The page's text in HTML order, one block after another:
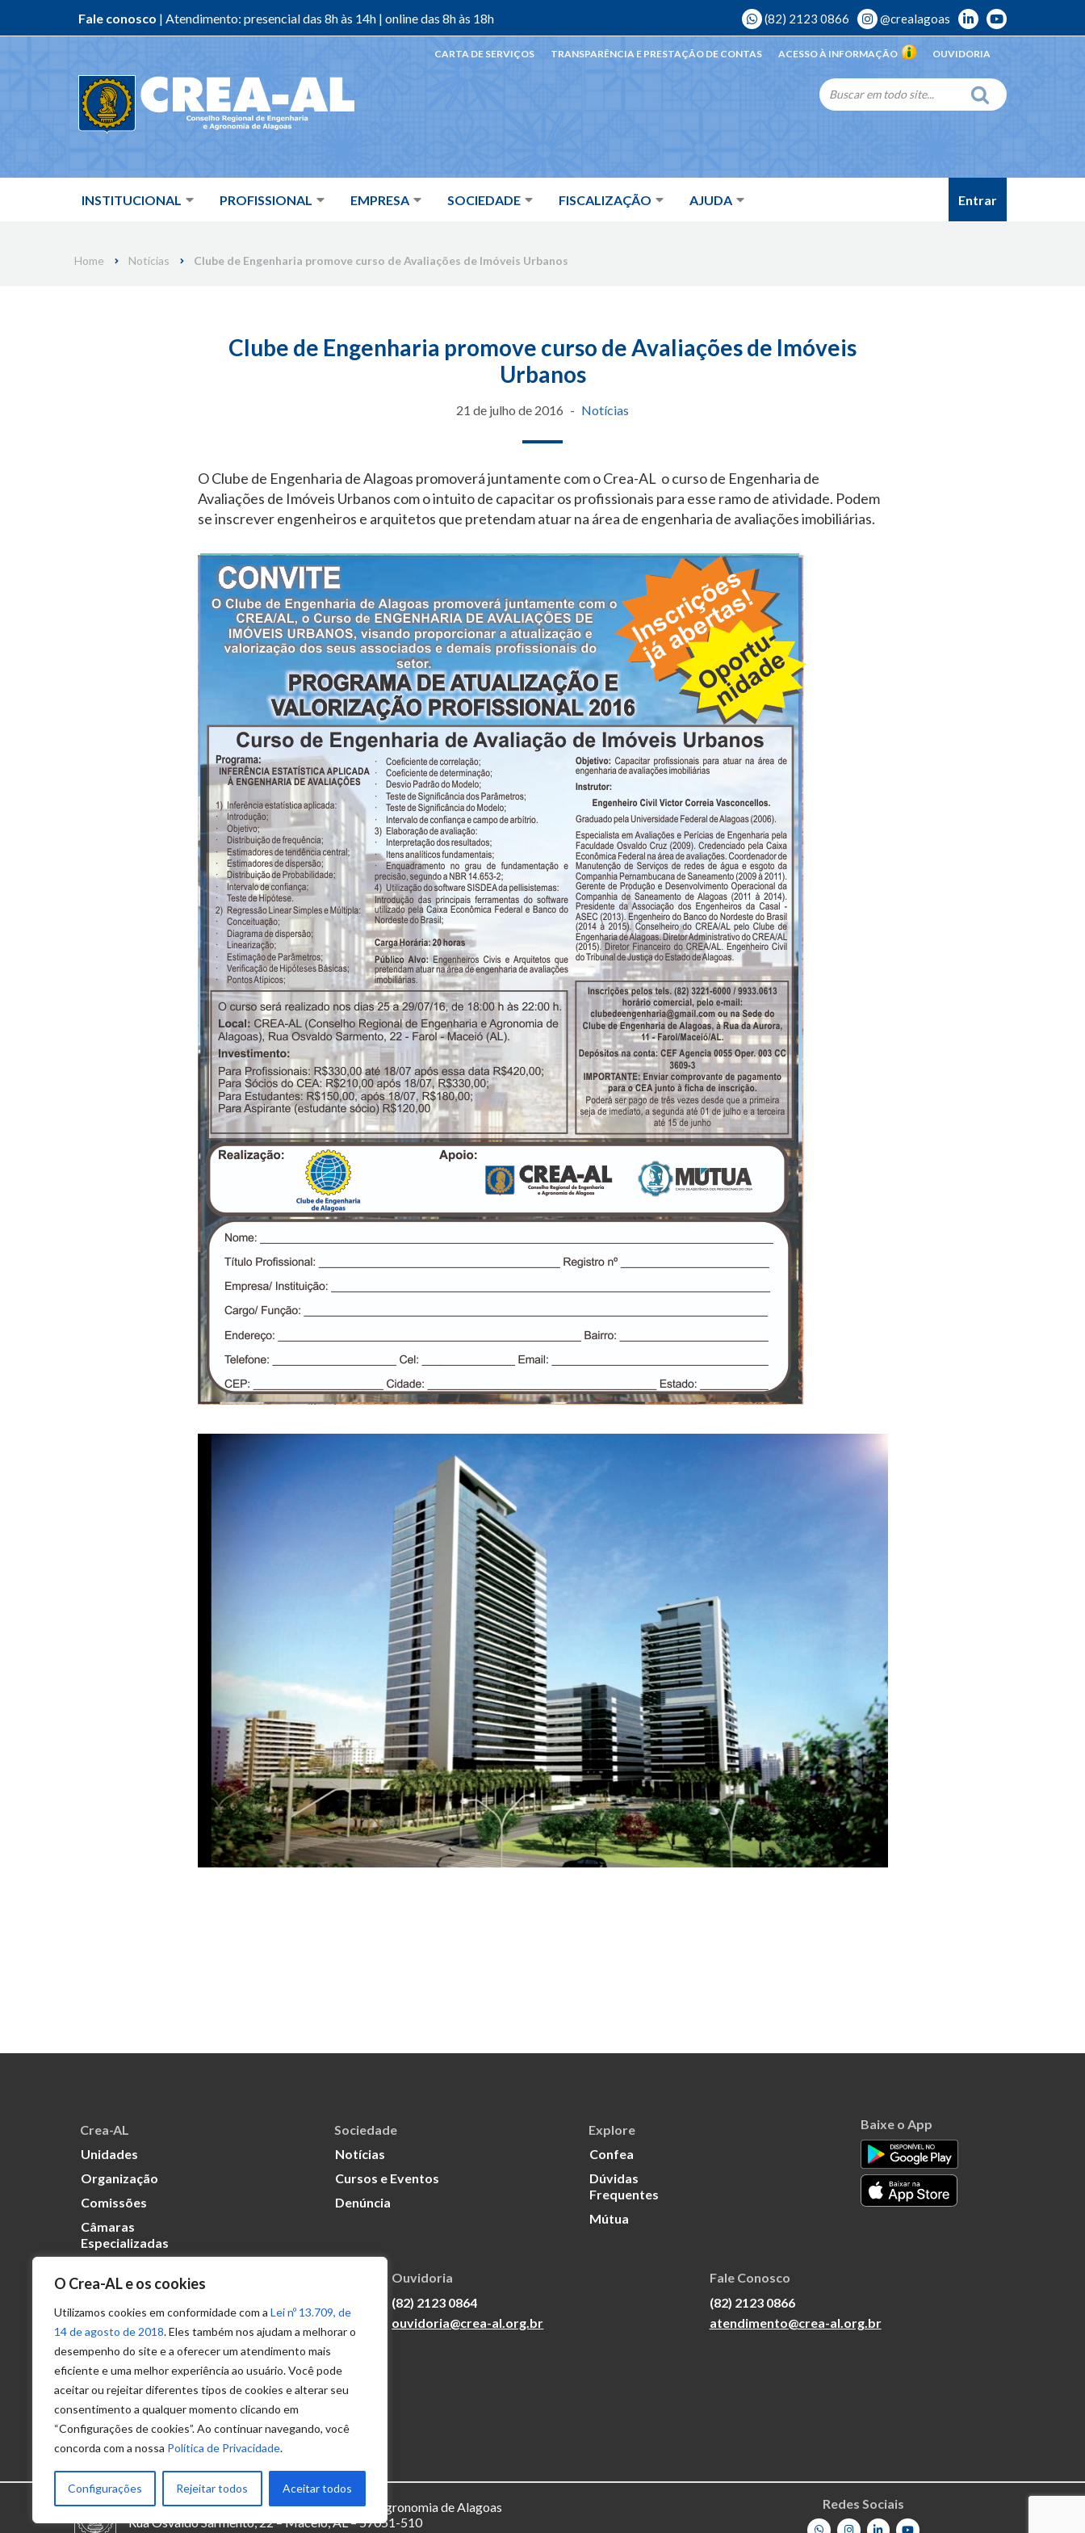
O Crea-AL e os cookies
Utilizamos cookies em conformidade com a Lei nº 13.709, de
14 de agosto de 2018. Eles também nos ajudam a melhorar o
desempenho do site e a oferecer um atendimento mais
eficiente e uma melhor experiência ao usuário. Você pode
aceitar ou rejeitar diferentes tipos de cookies e alterar seu
consentimento a qualquer momento clicando em
“Configurações de cookies”. Ao continuar navegando, você
concorda com a nossa Política de Privacidade.
Configurações Rejeitar todos Aceitar todos
Fale conosco | Atendimento: presencial das 8h às 14h | online das 8h às 18h (82) 2123 0866 @crealagoas
INSTITUCIONAL PROFISSIONAL EMPRESA SOCIEDADE FISCALIZAÇÃO AJUDA
OUVIDORIA
ACESSO À INFORMAÇÃO
TRANSPARÊNCIA E PRESTAÇÃO DE CONTAS
CARTA DE SERVIÇOS
Entrar
Home Notícias Clube de Engenharia promove curso de Avaliações de Imóveis Urbanos
Clube de Engenharia promove curso de Avaliações de Imóveis
Urbanos
21 de julho de 2016 Notícias
O Clube de Engenharia de Alagoas promoverá juntamente com o Crea-AL o curso de Engenharia de
Avaliações de Imóveis Urbanos com o intuito de capacitar os profissionais para esse ramo de atividade. Podem
se inscrever engenheiros e arquitetos que pretendam atuar na área de engenharia de avaliações imobiliárias.
Crea-AL
Unidades
Organização
Comissões
Câmaras
Especializadas
Sociedade
Notícias
Cursos e Eventos
Denúncia
Explore
Confea
Dúvidas
Frequentes
Mútua
Baixe o App
Transparência
Portal
Acesso à
Informação
Política de
Privacidade de
Dados
Ouvidoria
(82) 2123 0864
ouvidoria@crea-al.org.br
Fale Conosco
(82) 2123 0866
atendimento@crea-al.org.br
© 2025 – Conselho Regional de Engenharia e Agronomia de Alagoas
Rua Osvaldo Sarmento, 22 – Maceió, AL – 57051-510
Redes Sociais